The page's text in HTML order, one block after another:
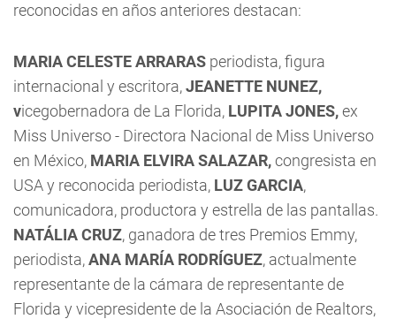
reconocidas en años anteriores destacan:
MARIA CELESTE ARRARAS periodista, figura
internacional y escritora,JEANETTE NUNEZ,
vicegobernadora de La Florida, LUPITA JONES,ex
Miss Universo - Directora Nacional de Miss Universo
en México, MARIA ELVIRA SALAZAR,congresista en
USA y reconocida periodista, LUZ GARCIA,
comunicadora, productora y estrella de las pantallas.
NATÁLIA CRUZ, ganadora de tres Premios Emmy,
periodista,ANA MARÍA RODRÍGUEZ, actualmente
representante de la cámara de representante de
Florida y vicepresidente de la Asociación de Realtors,